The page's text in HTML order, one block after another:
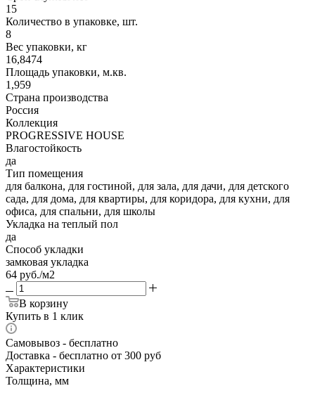
15
Количество в упаковке, шт.
8
Вес упаковки, кг
16,8474
Площадь упаковки, м.кв.
1,959
Страна производства
Россия
Коллекция
PROGRESSIVE HOUSE
Влагостойкость
да
Тип помещения
для балкона, для гостиной, для зала, для дачи, для детского
сада, для дома, для квартиры, для коридора, для кухни, для
офиса, для спальни, для школы
Укладка на теплый пол
да
Способ укладки
замковая укладка
64 руб./м2
В корзину
Купить в 1 клик
Самовывоз - бесплатно
Доставка - бесплатно от 300 руб
Характеристики
Толщина, мм